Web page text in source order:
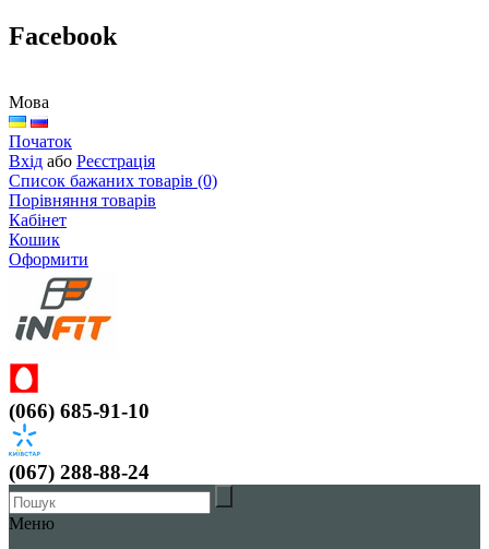
Facebook
Мова
Початок
Вхід або Реєстрація
Список бажаних товарів (0)
Порівняння товарів
Кабінет
Кошик
Оформити
(066) 685-91-10
(067) 288-88-24
Меню